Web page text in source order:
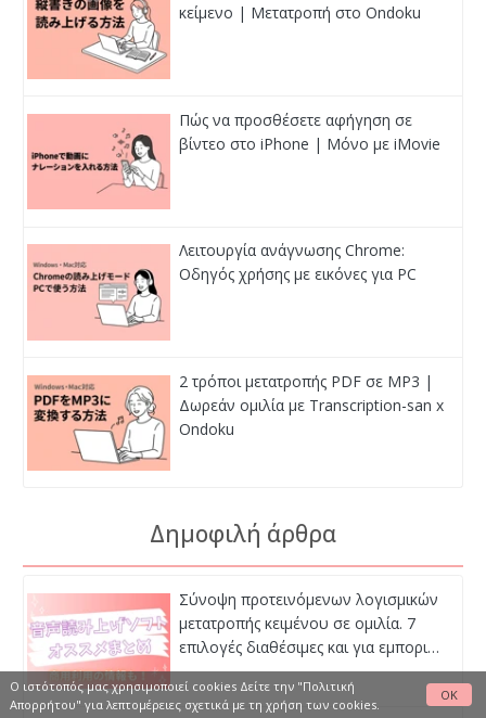
κείμενο | Μετατροπή στο Ondoku
Πώς να προσθέσετε αφήγηση σε
βίντεο στο iPhone | Μόνο με iMovie
Λειτουργία ανάγνωσης Chrome:
Οδηγός χρήσης με εικόνες για PC
2 τρόποι μετατροπής PDF σε MP3 |
Δωρεάν ομιλία με Transcription-san x
Ondoku
Δημοφιλή άρθρα
Σύνοψη προτεινόμενων λογισμικών
μετατροπής κειμένου σε ομιλία. 7
επιλογές διαθέσιμες και για εμπορι…
Ο ιστότοπός μας χρησιμοποιεί cookies Δείτε την "Πολιτική
Απορρήτου" για λεπτομέρειες σχετικά με τη χρήση των cookies.
OK